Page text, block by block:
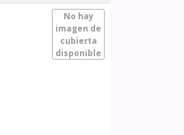
No hay
imagen de
cubierta
disponible